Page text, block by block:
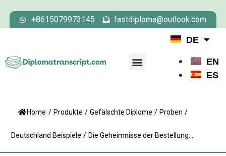
+8615079973145 fastdiploma@outlook.com
DE
EN
ES
Home / Produkte / Gefälschte Diplome / Proben /
Deutschland Beispiele / Die Geheimnisse der Bestellung...